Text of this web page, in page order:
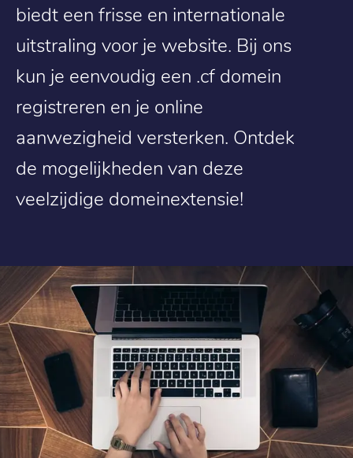
biedt een frisse en internationale
uitstraling voor je website. Bij ons
kun je eenvoudig een .cf domein
registreren en je online
aanwezigheid versterken. Ontdek
de mogelijkheden van deze
veelzijdige domeinextensie!